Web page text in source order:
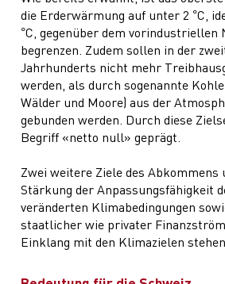
die Erderwärmung auf unter 2 °C,
°C, gegenüber dem vorindustriellen
begrenzen. Zudem sollen in der
Jahrhunderts nicht mehr
werden, als durch sogenannte
Wälder und Moore) aus der
gebunden werden. Durch diese
Begriff «netto null» geprägt.
Zwei weitere Ziele des Abkommens
Stärkung der Anpassungsfähigkeit
veränderten Klimabedingungen
staatlicher wie privater
Einklang mit den Klimazielen stehen.